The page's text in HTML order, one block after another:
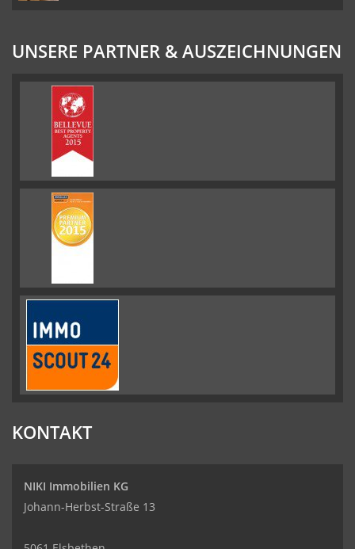
UNSERE PARTNER & AUSZEICHNUNGEN
KONTAKT
NIKI Immobilien KG
Johann-Herbst-Straße 13